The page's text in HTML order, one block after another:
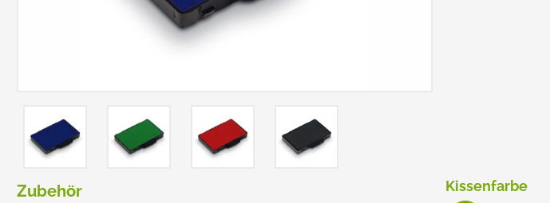
Zubehör Kissenfarbe